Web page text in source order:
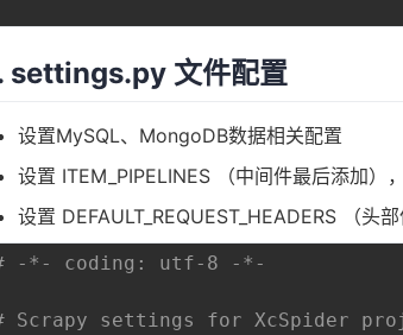
settings.py 文件配置
设置MySQL、MongoDB数据相关配置
设置 ITEM_PIPELINES （中间件最后添加）
设置 DEFAULT_REQUEST_HEADERS （头
-*- coding: utf-8 -*-
Scrapy settings for XcSpider